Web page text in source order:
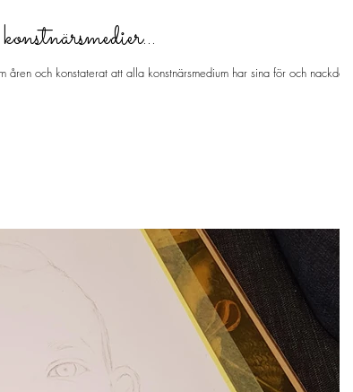
och konstaterat att alla konstnärsmedium har sina för och nackdelar.